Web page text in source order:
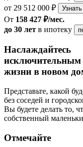
от 29 512 000 ₽
От 158 427 ₽/мес.
до 30 лет в ипотеку
Наслаждайтесь
жизни в новом
Представьте, какой
без соседей и
Вы будете делать то,
собственный
Отмечайте